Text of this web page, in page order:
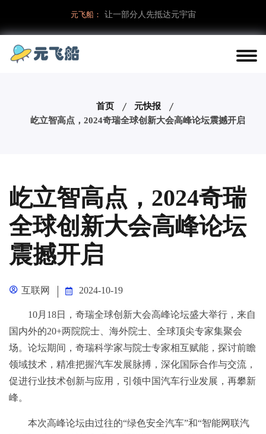
元飞船： 让一部分人先抵达元宇宙
首页
元快报
屹立智高点，2024奇瑞全球创新大会高峰论坛震撼开启
屹立智高点，2024奇瑞
全球创新大会高峰论坛
震撼开启
互联网 2024-10-19
10月18日，奇瑞全球创新大会高峰论坛盛大举行，来自
国内外的20+两院院士、海外院士、全球顶尖专家集聚会
场。论坛期间，奇瑞科学家与院士专家相互赋能，探讨前瞻
领域技术，精准把握汽车发展脉搏，深化国际合作与交流，
促进行业技术创新与应用，引领中国汽车行业发展，再攀新
峰。
本次高峰论坛由过往的“绿色安全汽车”和“智能网联汽